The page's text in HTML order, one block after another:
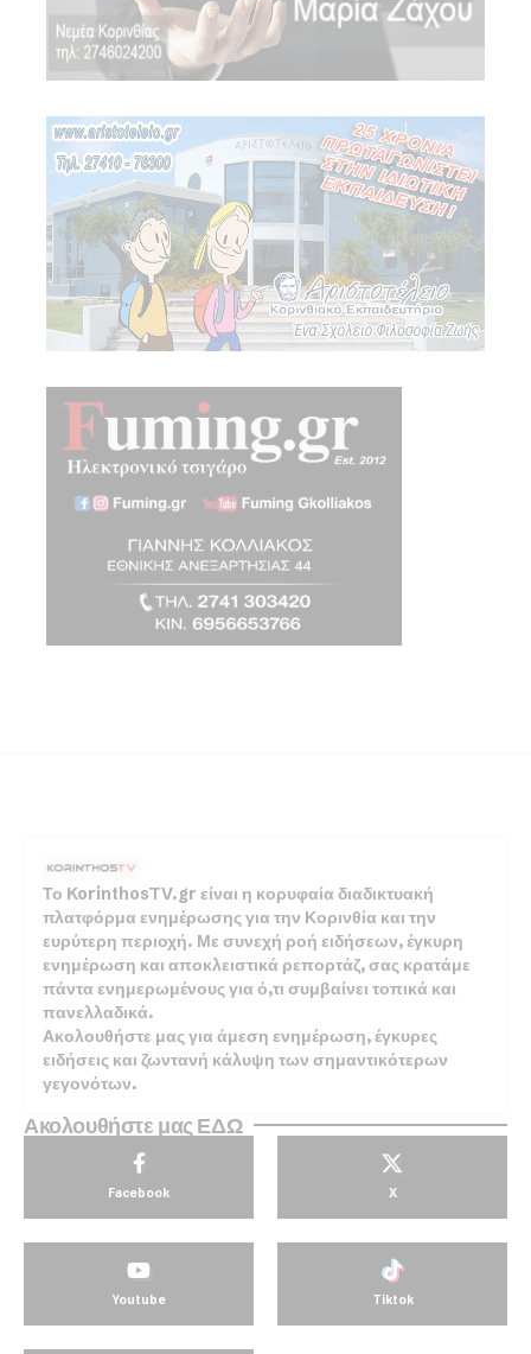
Το KorinthosTV.gr είναι η κορυφαία διαδικτυακή
πλατφόρμα ενημέρωσης για την Κορινθία και την
ευρύτερη περιοχή. Με συνεχή ροή ειδήσεων, έγκυρη
ενημέρωση και αποκλειστικά ρεπορτάζ, σας κρατάμε
πάντα ενημερωμένους για ό,τι συμβαίνει τοπικά και
πανελλαδικά.
Ακολουθήστε μας για άμεση ενημέρωση, έγκυρες
ειδήσεις και ζωντανή κάλυψη των σημαντικότερων
γεγονότων.
Ακολουθήστε μας ΕΔΩ
Facebook X
Youtube Tiktok